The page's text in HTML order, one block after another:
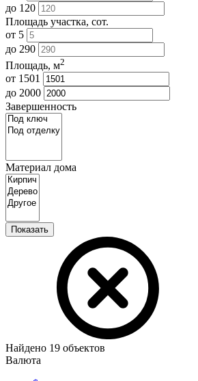
до 120
Площадь участка, сот.
от 5
до 290
Площадь, м2
от 1501
до 2000
Завершенность
Материал дома
Показать
Найдено 19 объектов
Валюта